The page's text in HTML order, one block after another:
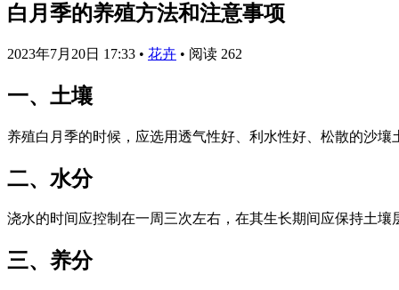
白月季的养殖方法和注意事项
2023年7月20日 17:33 • 花卉 • 阅读 262
一、土壤
养殖白月季的时候，应选用透气性好、利水性好、松散的沙
二、水分
浇水的时间应控制在一周三次左右，在其生长期间应保持土
三、养分